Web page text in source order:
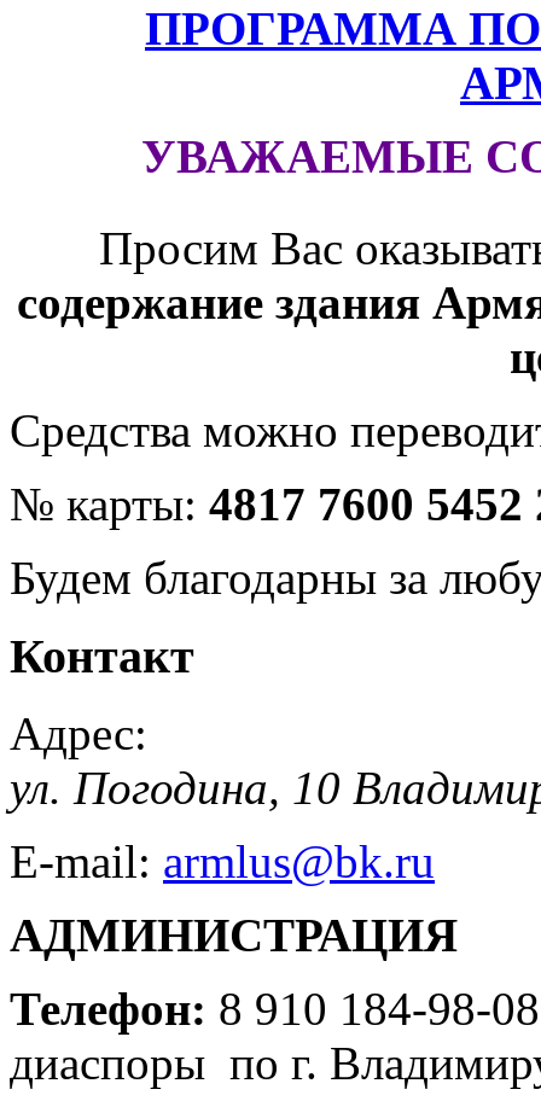
ПРОГРАММА
УВАЖАЕМЫЕ
Просим Вас
содержание здания
Средства можно
№ карты: 4817 7600 5452
Будем благодарны за
Контакт
Адрес:
ул. Погодина, 10
E-mail: armlus@bk.ru
АДМИНИСТРАЦИЯ
Телефон: 8 910 184-98-
диаспоры по г.